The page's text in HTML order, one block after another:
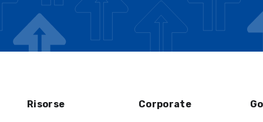
Risorse Corporate